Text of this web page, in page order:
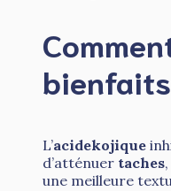
L’acidekojique
d’atténuer taches,
une meilleure